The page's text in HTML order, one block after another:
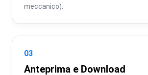
meccanico).
03
Anteprima e Download